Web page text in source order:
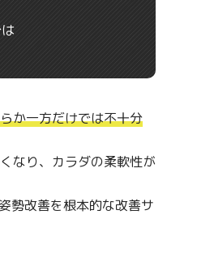
か一方だけでは不十分
なり、カラダの柔軟性が
勢改善を根本的な改善サ